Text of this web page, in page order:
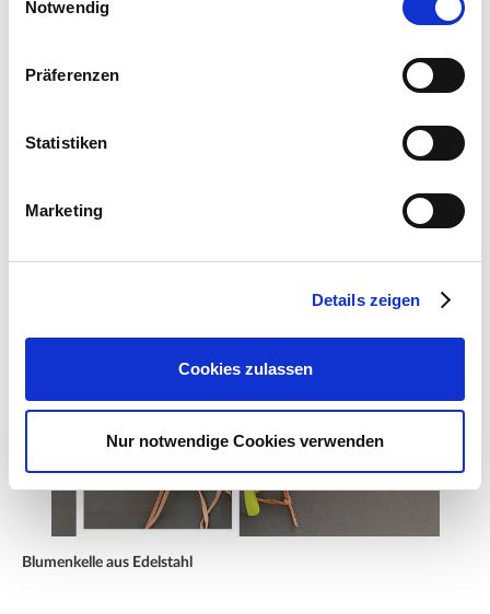
betätigen Sie anschließend den "OK"-Button:
Notwendig
Präferenzen
Statistiken
Marketing
Details zeigen
Cookies zulassen
Nur notwendige Cookies verwenden
garten.de
Blumenkelle aus Edelstahl